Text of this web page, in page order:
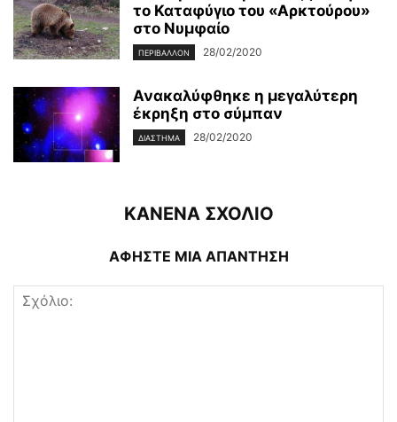
το Καταφύγιο του «Αρκτούρου»
στο Νυμφαίο
ΠΕΡΙΒΆΛΛΟΝ 28/02/2020
Ανακαλύφθηκε η μεγαλύτερη
έκρηξη στο σύμπαν
ΔΙΆΣΤΗΜΑ 28/02/2020
ΚΑΝΕΝΑ ΣΧΟΛΙΟ
ΑΦΗΣΤΕ ΜΙΑ ΑΠΑΝΤΗΣΗ